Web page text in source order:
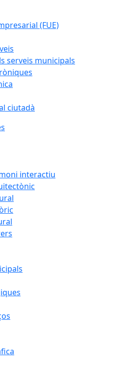
(FUE)
serveis municipals
ciutadà
interactiu